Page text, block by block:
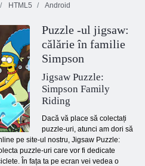
HTML5 Android
Puzzle -ul jigsaw:
călărie în familie
Simpson
Jigsaw Puzzle:
Simpson Family
Riding
Dacă vă place să colectați
puzzle-uri, atunci am dori să
pe site-ul nostru, Jigsaw Puzzle:
puzzle-uri care vor fi dedicate
În fața ta pe ecran vei vedea o